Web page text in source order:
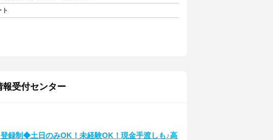
受付センター
登録制◆土日のみOK！未経験OK！現金手渡しも♪高